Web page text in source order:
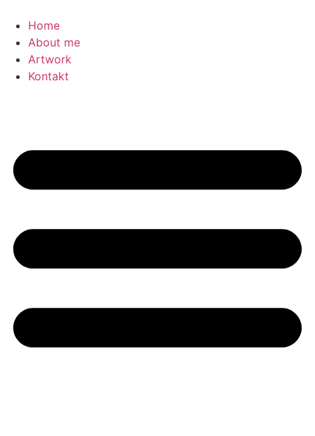
Inhalt
springen
Home
About me
Artwork
Kontakt